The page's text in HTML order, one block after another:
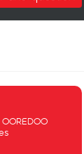
OOREDOO